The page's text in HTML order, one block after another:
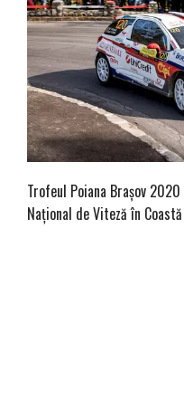
Trofeul Poiana Brașov
Național de Viteză în Coastă